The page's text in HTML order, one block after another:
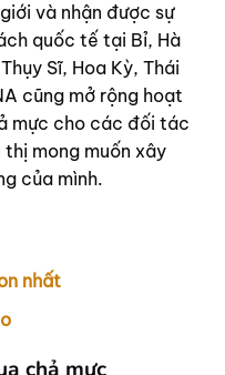
và nhận được sự
quốc tế tại Bỉ, Hà
Sĩ, Hoa Kỳ, Thái
cũng mở rộng hoạt
mực cho các đối tác
mong muốn xây
của mình.
nhất